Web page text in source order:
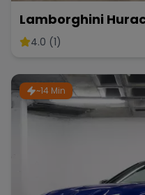
Bugatti
Range Rover
Lamborghini
4.0 (1)
~14 Min